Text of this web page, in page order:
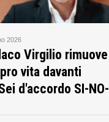
2026
Virgilio rimuove
vita davanti
d'accordo SI-NO-